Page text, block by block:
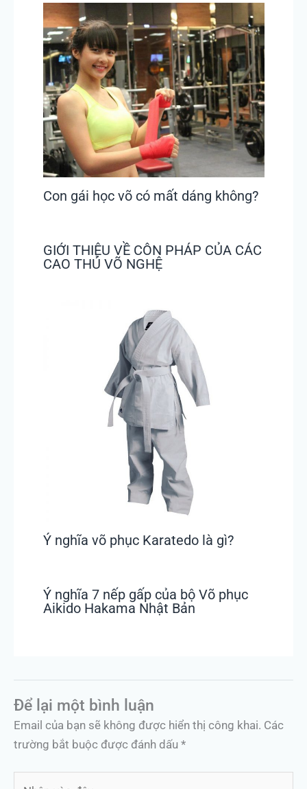
Con gái học võ có mất dáng không?
GIỚI THIỆU VỀ CÔN PHÁP CỦA CÁC
CAO THỦ VÕ NGHỆ
Ý nghĩa võ phục Karatedo là gì?
Ý nghĩa 7 nếp gấp của bộ Võ phục
Aikido Hakama Nhật Bản
Để lại một bình luận
Email của bạn sẽ không được hiển thị công khai. Các
trường bắt buộc được đánh dấu *